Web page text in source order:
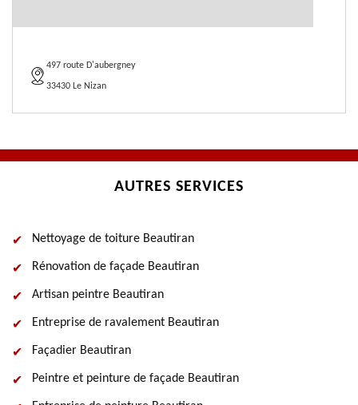
497 route D'aubergney
33430 Le Nizan
AUTRES SERVICES
Nettoyage de toiture Beautiran
Rénovation de façade Beautiran
Artisan peintre Beautiran
Entreprise de ravalement Beautiran
Façadier Beautiran
Peintre et peinture de façade Beautiran